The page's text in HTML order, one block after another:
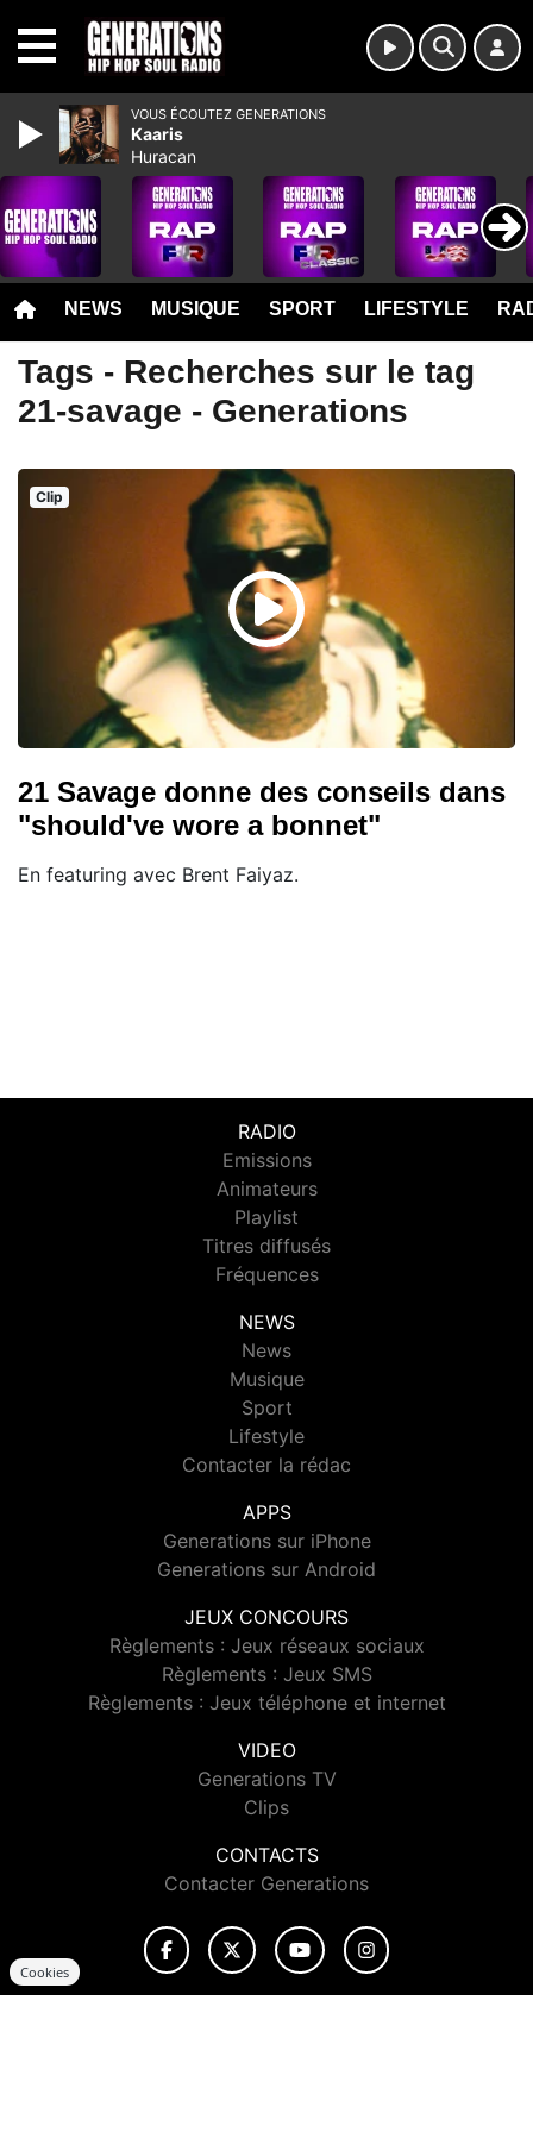
NEWS MUSIQUE SPORT LIFESTYLE
Tags - Recherches sur le tag
21-savage - Generations
Clip
21 Savage donne des conseils dans
"should've wore a bonnet"
En featuring avec Brent Faiyaz.
RADIO
Emissions
Animateurs
Playlist
Titres diffusés
Fréquences
NEWS
News
Musique
Sport
Lifestyle
Contacter la rédac
APPS
Generations sur iPhone
Generations sur Android
JEUX CONCOURS
Règlements : Jeux réseaux sociaux
Règlements : Jeux SMS
Règlements : Jeux téléphone et internet
VIDEO
Generations TV
Clips
CONTACTS
Contacter Generations
VOUS ÉCOUTEZ GENERATIONS
Kaaris
Huracan
Cookies